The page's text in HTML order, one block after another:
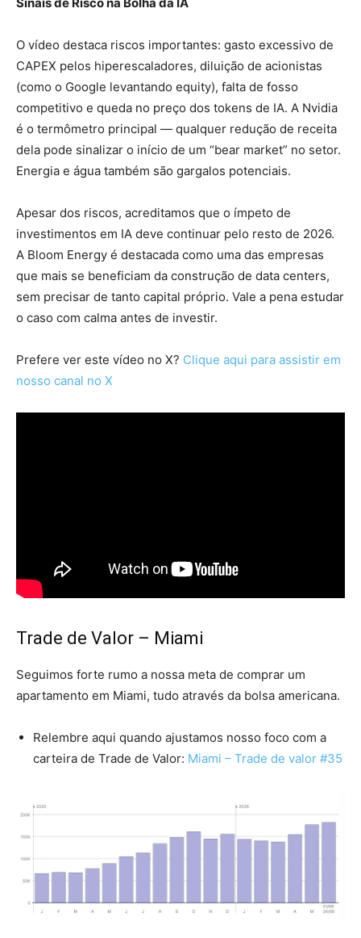
O vídeo destaca riscos importantes: gasto excessivo de
CAPEX pelos hiperescaladores, diluição de acionistas
(como o Google levantando equity), falta de fosso
competitivo e queda no preço dos tokens de IA. A Nvidia
é o termômetro principal — qualquer redução de receita
dela pode sinalizar o início de um “bear market” no setor.
Energia e água também são gargalos potenciais.
Apesar dos riscos, acreditamos que o ímpeto de
investimentos em IA deve continuar pelo resto de 2026.
A Bloom Energy é destacada como uma das empresas
que mais se beneficiam da construção de data centers,
sem precisar de tanto capital próprio. Vale a pena estudar
o caso com calma antes de investir.
Prefere ver este vídeo no X? Clique aqui para assistir em
nosso canal no X
Trade de Valor – Miami
Seguimos forte rumo a nossa meta de comprar um
apartamento em Miami, tudo através da bolsa americana.
Relembre aqui quando ajustamos nosso foco com a
carteira de Trade de Valor: Miami – Trade de valor #35